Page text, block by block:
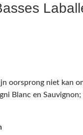
oorsprong niet kan
Blanc en